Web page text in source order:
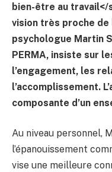
bien-être au travail</
vision très proche
psychologue Martin
PERMA, insiste sur
l’engagement, les
l’accomplissement.
composante d’un
Au niveau personnel,
l’épanouissement
vise une meilleure